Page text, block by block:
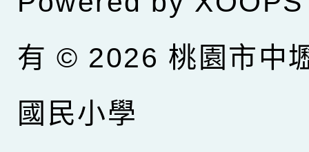
有 © 2026 桃園市中
國民小學